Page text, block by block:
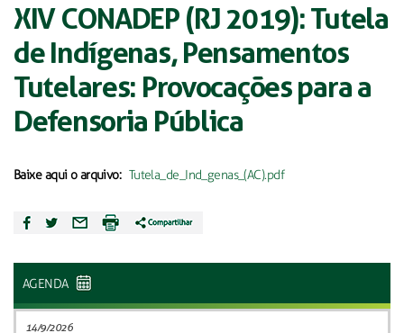
XIV CONADEP (RJ 2019): Tutela
de Indígenas, Pensamentos
Tutelares: Provocações para a
Defensoria Pública
Baixe aqui o arquivo: Tutela_de_Ind_genas_(AC).pdf
AGENDA
14/9/2026